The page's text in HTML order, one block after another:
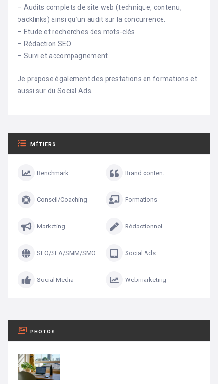
– Audits complets de site web (technique, contenu,
backlinks) ainsi qu’un audit sur la concurrence.
– Etude et recherches des mots-clés
– Rédaction SEO
– Suivi et accompagnement.
Je propose également des prestations en formations et
aussi sur du Social Ads.
MÉTIERS
Benchmark Brand content
Conseil/Coaching Formations
Marketing Rédactionnel
SEO/SEA/SMM/SMO Social Ads
Social Media Webmarketing
PHOTOS